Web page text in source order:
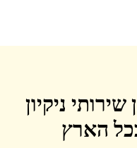
ניקיון
הארץ